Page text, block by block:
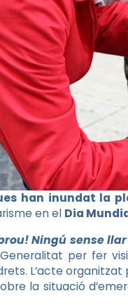
han inundat la
en el Dia
Ningú sense
per fer
L’acte organitzat
la situació